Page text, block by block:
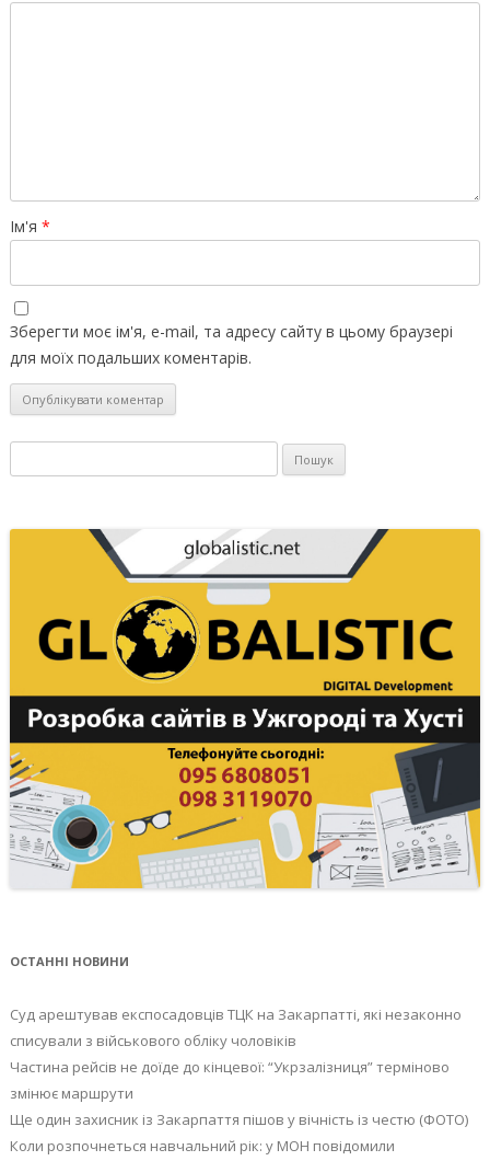
Ім'я *
Зберегти моє ім'я, e-mail, та адресу сайту в цьому браузері
для моїх подальших коментарів.
ОСТАННІ НОВИНИ
Суд арештував експосадовців ТЦК на Закарпатті, які незаконно
списували з військового обліку чоловіків
Частина рейсів не доїде до кінцевої: “Укрзалізниця” терміново
змінює маршрути
Ще один захисник із Закарпаття пішов у вічність із честю (ФОТО)
Коли розпочнеться навчальний рік: у МОН повідомили